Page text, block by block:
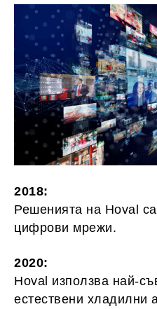
2018:
Решенията на Hoval
цифрови мрежи.
2020:
Hoval използва най-
естествени хладилни